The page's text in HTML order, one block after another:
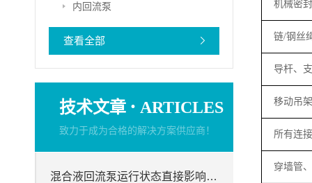
内回流泵
查看全部
技术文章 · ARTICLES
致力于成为合格的解决方案供应商！
混合液回流泵运行状态直接影响整个工艺流程的稳定性与效率
机械密封
链/钢丝
导杆、
移动吊
所有连
穿墙管